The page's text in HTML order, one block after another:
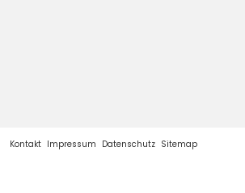
Kontakt Impressum Datenschutz Sitemap